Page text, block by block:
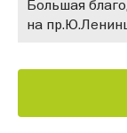
Большая
на